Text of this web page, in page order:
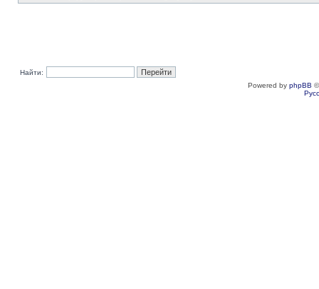
Найти:
Powered by phpBB